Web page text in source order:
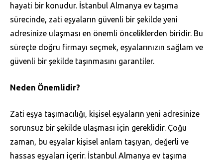
hayati bir konudur. İstanbul Almanya ev taşıma
sürecinde, zati eşyaların güvenli bir şekilde yeni
adresinize ulaşması en önemli önceliklerden biridir. Bu
süreçte doğru firmayı seçmek, eşyalarınızın sağlam ve
güvenli bir şekilde taşınmasını garantiler.
Neden Önemlidir?
Zati eşya taşımacılığı, kişisel eşyaların yeni adresinize
sorunsuz bir şekilde ulaşması için gereklidir. Çoğu
zaman, bu eşyalar kişisel anlam taşıyan, değerli ve
hassas eşyaları içerir. İstanbul Almanya ev taşıma